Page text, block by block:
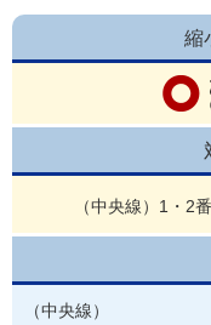
縮
（中央線）1・2
（中央線）